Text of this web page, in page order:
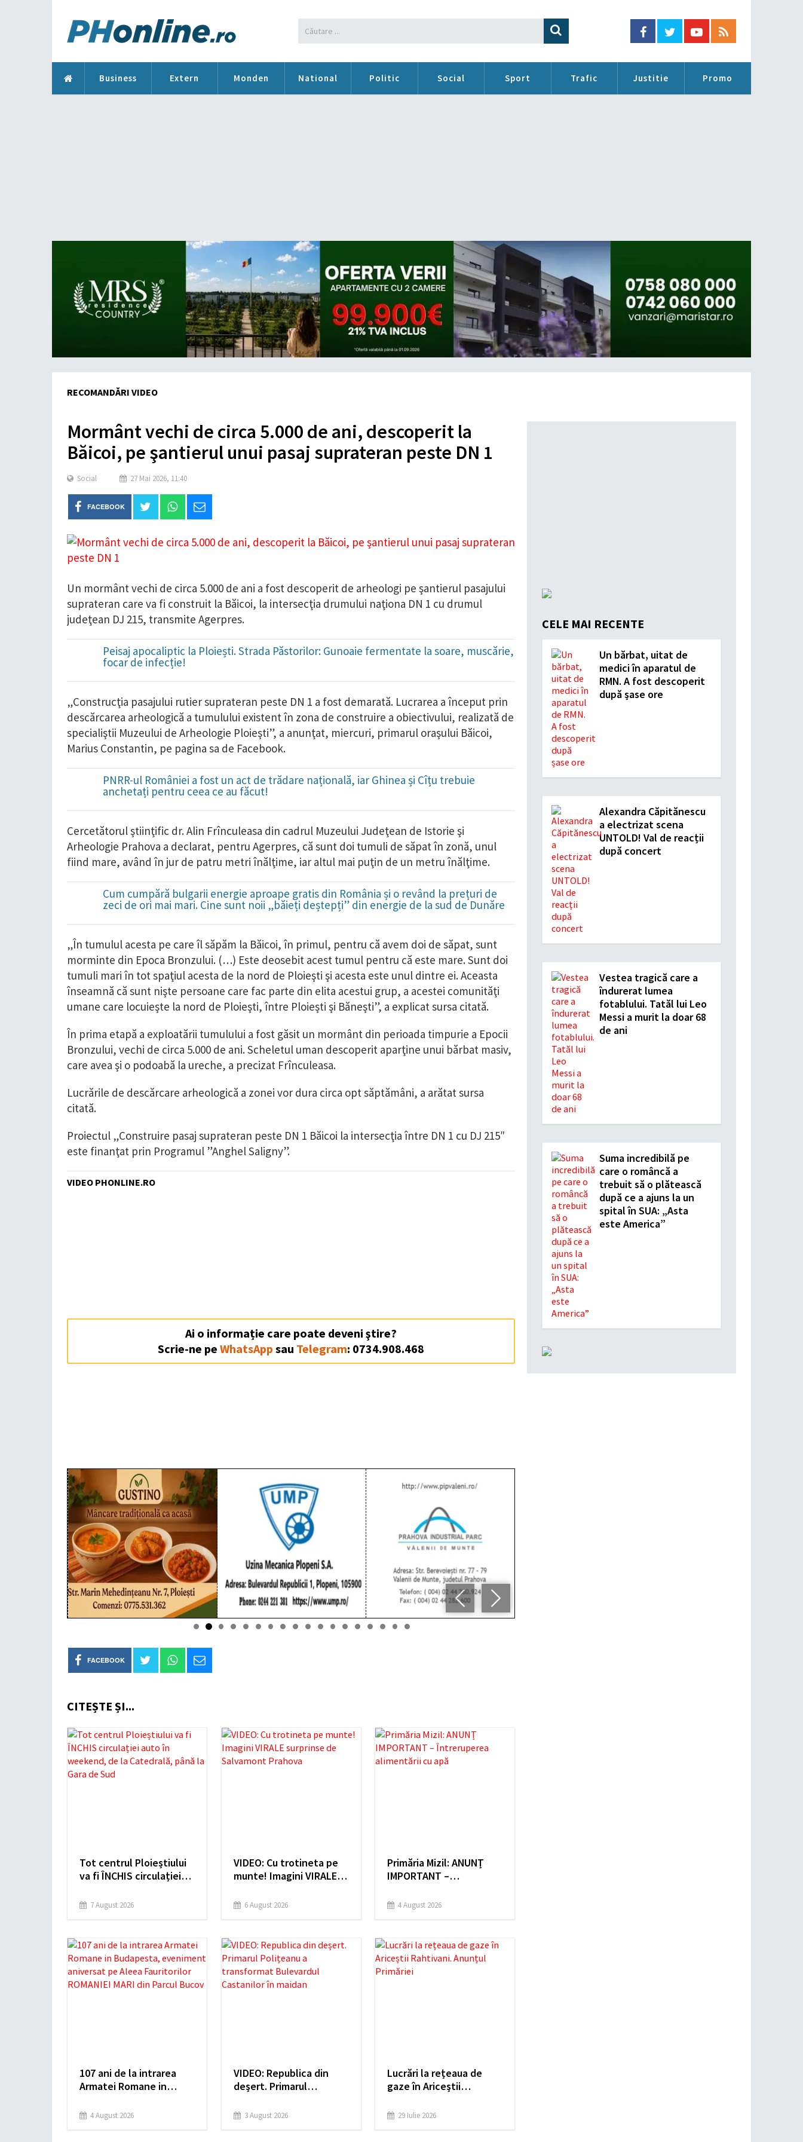
Business Extern Monden National Politic Social Sport Trafic Justitie Promo
RECOMANDĂRI VIDEO
Mormânt vechi de circa 5.000 de ani, descoperit la
Băicoi, pe şantierul unui pasaj suprateran peste DN 1
Social 27 Mai 2026, 11:40
FACEBOOK
Un mormânt vechi de circa 5.000 de ani a fost descoperit de arheologi pe şantierul pasajului
suprateran care va fi construit la Băicoi, la intersecţia drumului naţiona DN 1 cu drumul
judeţean DJ 215, transmite Agerpres.
Peisaj apocaliptic la Ploiești. Strada Păstorilor: Gunoaie fermentate la soare, muscărie,
focar de infecție!
„Construcţia pasajului rutier suprateran peste DN 1 a fost demarată. Lucrarea a început prin
descărcarea arheologică a tumulului existent în zona de construire a obiectivului, realizată de
specialiştii Muzeului de Arheologie Ploieşti”, a anunţat, miercuri, primarul oraşului Băicoi,
Marius Constantin, pe pagina sa de Facebook.
PNRR-ul României a fost un act de trădare națională, iar Ghinea și Cîțu trebuie
anchetați pentru ceea ce au făcut!
Cercetătorul ştiinţific dr. Alin Frînculeasa din cadrul Muzeului Judeţean de Istorie şi
Arheologie Prahova a declarat, pentru Agerpres, că sunt doi tumuli de săpat în zonă, unul
fiind mare, având în jur de patru metri înălţime, iar altul mai puţin de un metru înălţime.
Cum cumpără bulgarii energie aproape gratis din România și o revând la prețuri de
zeci de ori mai mari. Cine sunt noii „băieți deștepți” din energie de la sud de Dunăre
„În tumulul acesta pe care îl săpăm la Băicoi, în primul, pentru că avem doi de săpat, sunt
morminte din Epoca Bronzului. (…) Este deosebit acest tumul pentru că este mare. Sunt doi
tumuli mari în tot spaţiul acesta de la nord de Ploieşti şi acesta este unul dintre ei. Aceasta
înseamnă că sunt nişte persoane care fac parte din elita acestui grup, a acestei comunităţi
umane care locuieşte la nord de Ploieşti, între Ploieşti şi Băneşti”, a explicat sursa citată.
În prima etapă a exploatării tumulului a fost găsit un mormânt din perioada timpurie a Epocii
Bronzului, vechi de circa 5.000 de ani. Scheletul uman descoperit aparţine unui bărbat masiv,
care avea şi o podoabă la ureche, a precizat Frînculeasa.
Lucrările de descărcare arheologică a zonei vor dura circa opt săptămâni, a arătat sursa
citată.
Proiectul „Construire pasaj suprateran peste DN 1 Băicoi la intersecţia între DN 1 cu DJ 215″
este finanţat prin Programul ”Anghel Saligny”.
VIDEO PHONLINE.RO
Ai o informație care poate deveni ştire?
Scrie-ne peWhatsApp sau Telegram: 0734.908.468
FACEBOOK
CITEȘTE ȘI...
Tot centrul Ploieștiului
va fi ÎNCHIS circulației
Catedrală, până la Gara
7 August 2026
VIDEO: Cu trotineta pe
munte! Imagini VIRALE
Prahova
6 August 2026
Primăria Mizil: ANUNȚ
IMPORTANT –
cu apă
4 August 2026
107 ani de la intrarea
Armatei Romane in
aniversat pe Aleea
4 August 2026
VIDEO: Republica din
deșert. Primarul
Bulevardul Castanilor în
3 August 2026
Lucrări la rețeaua de
gaze în Ariceștii
Primăriei
29 Iulie 2026
CELE MAI RECENTE
Un bărbat, uitat de
medici în aparatul de
RMN. A fost descoperit
după șase ore
Alexandra Căpitănescu
a electrizat scena
UNTOLD! Val de reacții
după concert
Vestea tragică care a
îndurerat lumea
fotablului. Tatăl lui Leo
Messi a murit la doar 68
de ani
Suma incredibilă pe
care o româncă a
trebuit să o plătească
după ce a ajuns la un
spital în SUA: „Asta
este America”